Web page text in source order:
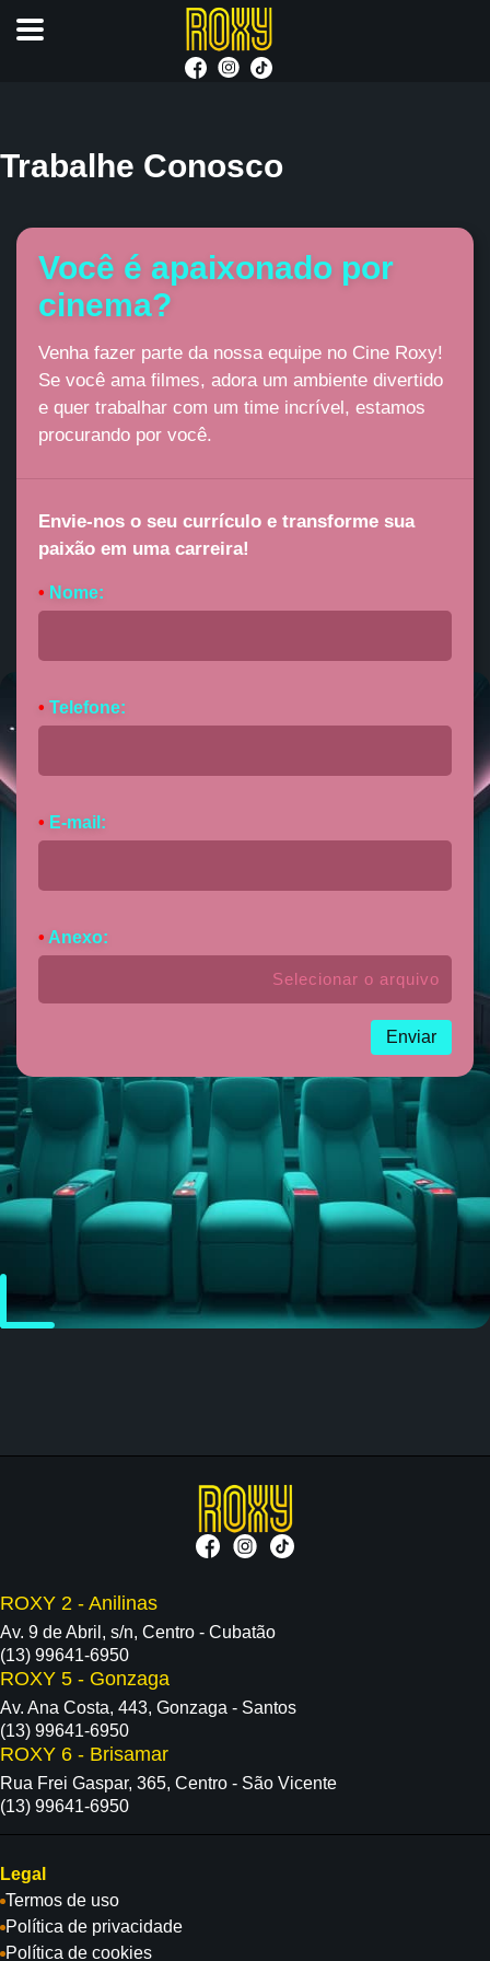
Trabalhe Conosco
Você é apaixonado por
cinema?
Venha fazer parte da nossa equipe no Cine Roxy!
Se você ama filmes, adora um ambiente divertido
e quer trabalhar com um time incrível, estamos
procurando por você.
Envie-nos o seu currículo e transforme sua
paixão em uma carreira!
• Nome:
• Telefone:
• E-mail:
• Anexo:
Selecionar o arquivo
Enviar
ROXY 2 - Anilinas
Av. 9 de Abril, s/n, Centro - Cubatão
(13) 99641-6950
ROXY 5 - Gonzaga
Av. Ana Costa, 443, Gonzaga - Santos
(13) 99641-6950
ROXY 6 - Brisamar
Rua Frei Gaspar, 365, Centro - São Vicente
(13) 99641-6950
Legal
Termos de uso
Política de privacidade
Política de cookies